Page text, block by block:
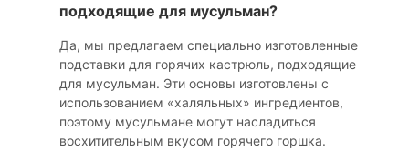
подходящие для мусульман?
Да, мы предлагаем специально изготовленные
подставки для горячих кастрюль, подходящие
для мусульман. Эти основы изготовлены с
использованием «халяльных» ингредиентов,
поэтому мусульмане могут насладиться
восхитительным вкусом горячего горшка.